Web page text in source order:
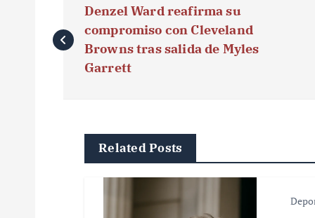
a
v
Denzel Ward reafirma su
compromiso con Cleveland
Browns tras salida de Myles
Garrett
Related Posts